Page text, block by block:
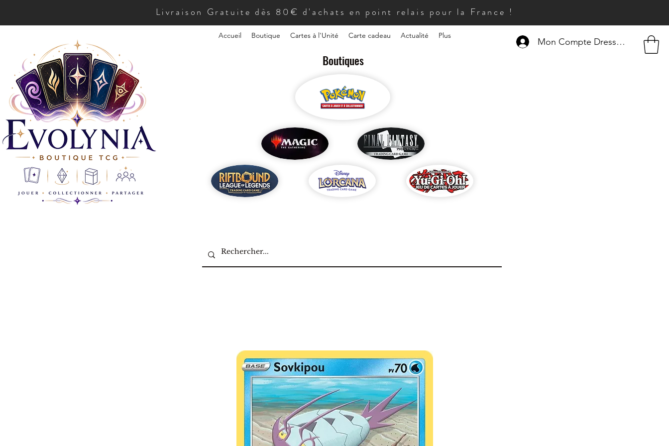
Livraison Gratuite dès 80€ d'achats en point relais pour la France !
Accueil Boutique Cartes à l'Unité Carte cadeau Actualité Plus
Boutiques
Mon Compte Dresseur